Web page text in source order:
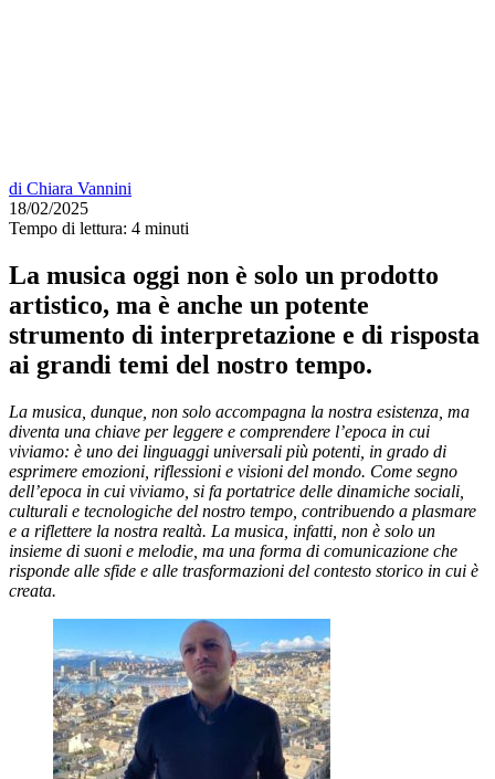
di Chiara Vannini
18/02/2025
Tempo di lettura: 4 minuti
La musica oggi non è solo un prodotto
artistico, ma è anche un potente
strumento di interpretazione e di risposta
ai grandi temi del nostro tempo.
La musica, dunque, non solo accompagna la nostra esistenza, ma
diventa una chiave per leggere e comprendere l’epoca in cui
viviamo: è uno dei linguaggi universali più potenti, in grado di
esprimere emozioni, riflessioni e visioni del mondo. Come segno
dell’epoca in cui viviamo, si fa portatrice delle dinamiche sociali,
culturali e tecnologiche del nostro tempo, contribuendo a plasmare
e a riflettere la nostra realtà. La musica, infatti, non è solo un
insieme di suoni e melodie, ma una forma di comunicazione che
risponde alle sfide e alle trasformazioni del contesto storico in cui è
creata.